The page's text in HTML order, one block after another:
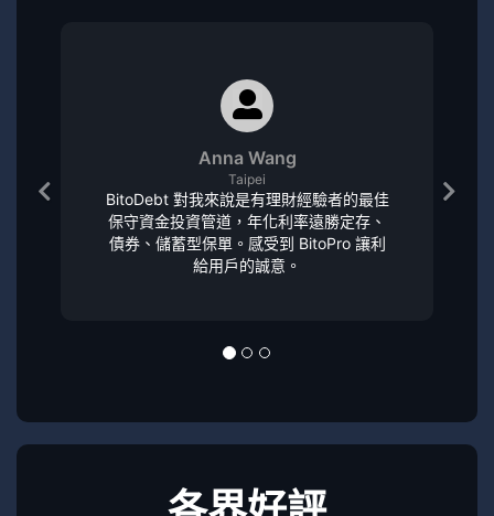
Anna Wang
Taipei
BitoDebt 對我來說是有理財經驗者的最佳
保守資金投資管道，年化利率遠勝定存、
債券、儲蓄型保單。感受到 BitoPro 讓利
給用戶的誠意。